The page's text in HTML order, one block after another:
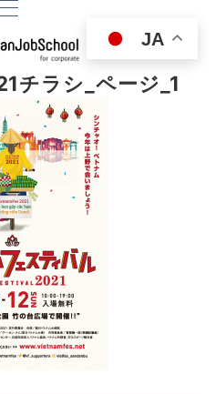
チラシ_ページ_1
JA